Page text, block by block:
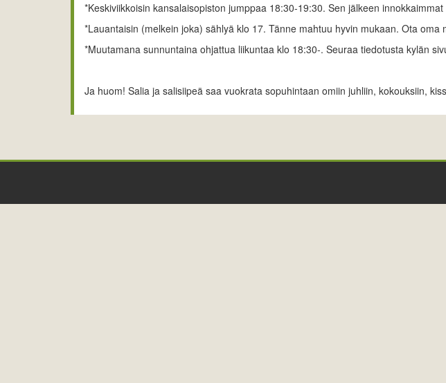
*Keskiviikkoisin kansalaisopiston jumppaa 18:30-19:30. Sen jälkeen
*Lauantaisin (melkein joka) sählyä klo 17. Tänne mahtuu hyvin mukaan. Ota oma
*Muutamana sunnuntaina ohjattua liikuntaa klo 18:30-. Seuraa tiedotusta kylän
Ja huom! Salia ja salisiipeä saa vuokrata sopuhintaan omiin juhliin, kokouksiin,